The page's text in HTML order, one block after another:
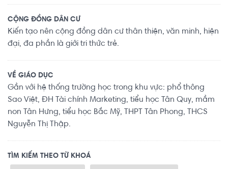
CỘNG ĐỒNG DÂN CƯ
Kiến tạo nên cộng đồng dân cư thân thiện, văn minh, hiện
đại, đa phần là giới tri thức trẻ.
VỀ GIÁO DỤC
Gần với hệ thống trường học trong khu vực: phổ thông
Sao Việt, ĐH Tài chính Marketing, tiểu học Tân Quy, mầm
non Tân Hưng, tiểu học Bắc Mỹ, THPT Tân Phong, THCS
Nguyễn Thị Thập.
TÌM KIẾM THEO TỪ KHOÁ